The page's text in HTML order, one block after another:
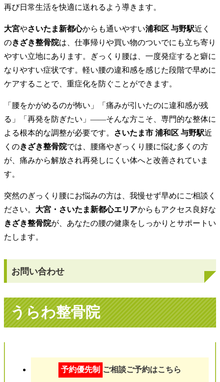
交通事故メニュー
バイク事故について
交通事故治療(むち打ち・後遺症)
加害者事故について
同乗者
スタッフ紹介
院内のご紹介
対応できる症状
患者様の声
採用情報
ブログ
再び日常生活を快適に送れるよう導きます。
大宮やさいたま新都心からも通いやすい浦和区 与野駅近く
のきざき整骨院は、仕事帰りや買い物のついでにも立ち寄り
やすい立地にあります。ぎっくり腰は、一度発症すると癖に
なりやすい症状です。軽い腰の違和感を感じた段階で早めに
ケアすることで、重症化を防ぐことができます。
「腰をかがめるのが怖い」「痛みが引いたのに違和感が残
る」「再発を防ぎたい」――そんな方こそ、専門的な整体に
よる根本的な調整が必要です。
さいたま市 浦和区 与野駅近
くのきざき整骨院では、腰痛やぎっくり腰に悩む多くの方
が、痛みから解放され再発しにくい体へと改善されていま
す。
突然のぎっくり腰にお悩みの方は、我慢せず早めにご相談く
ださい。 大宮・さいたま新都心エリアからもアクセス良好な
きざき整骨院が、あなたの腰の健康をしっかりとサポートい
たします。
お問い合わせ
うらわ整骨院
予約優先制 ご相談ご予約はこちら